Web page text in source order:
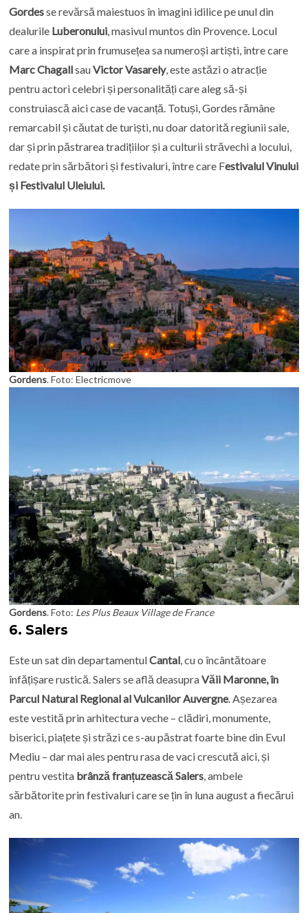
Gordesse revărsă maiestuos în imagini idilice pe unul din
dealurile Luberonului, masivul muntos din Provence. Locul
care a inspirat prin frumusețea sa numeroși artiști, între care
Marc ChagallsauVictor Vasarely, este astăzi o atracție
pentru actori celebri și personalități care aleg să-și
construiască aici case de vacanță. Totuși, Gordes rămâne
remarcabil și căutat de turiști, nu doar datorită regiunii sale,
dar și prin păstrarea tradițiilor și a culturii străvechi a locului,
redate prin sărbători și festivaluri, între care Festivalul Vinului
și Festivalul Uleiului.
Gordens. Foto: Electricmove
Gordens. Foto: Les Plus Beaux Village de France
6. Salers
Este un sat din departamentulCantal, cu o încântătoare
înfățișare rustică. Salers se află deasupraVăii Maronne, în
Parcul Natural Regional al Vulcanilor Auvergne. Așezarea
este vestită prin arhitectura veche – clădiri, monumente,
biserici, piațete și străzi ce s-au păstrat foarte bine din Evul
Mediu – dar mai ales pentru rasa de vaci crescută aici, și
pentru vestita brânză franțuzească Salers, ambele
sărbătorite prin festivaluri care se țin în luna august a fiecărui
an.